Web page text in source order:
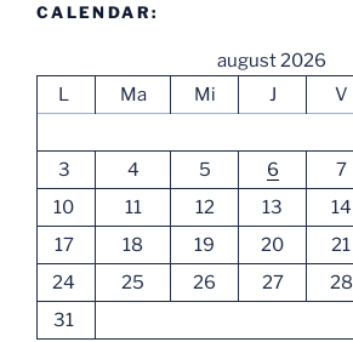
CALENDAR:
august 2026
L
Ma Mi J V
3
4 5 6 7
10
11 12 13 14
17
18 19 20 21
24
25 26 27 28
31